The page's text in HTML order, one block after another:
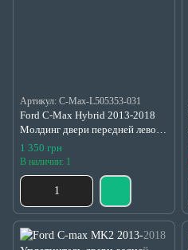
Артикул: C-Max-L505353-031
Ford C-Max Hybrid 2013-2018
Молдинг двери передней левой
пластик оригинал б/у
1 350 грн
В наличии: 1